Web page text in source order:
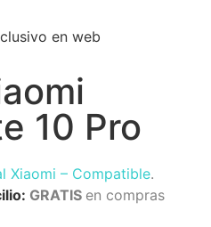
10 Pro
Xiaomi – Compatible.
GRATIS en compras